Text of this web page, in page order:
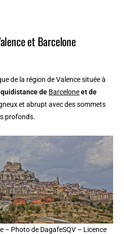
et Barcelone
de la région de Valence située à
de Barceloneet de
et abrupt avec des sommets
profonds.
– Photo de DagafeSQV – Licence